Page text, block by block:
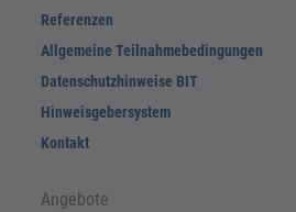
Referenzen
Allgemeine Teilnahmebedingungen
Datenschutzhinweise BIT
Hinweisgebersystem
Kontakt
Angebote